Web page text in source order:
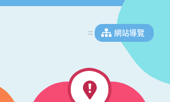
::: 網站導覽